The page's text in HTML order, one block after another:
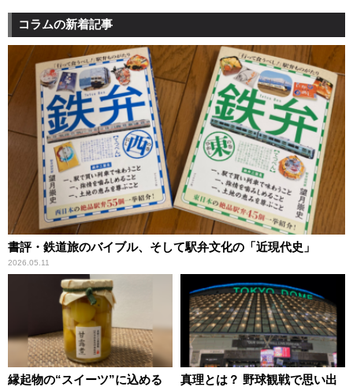
コラムの新着記事
書評・鉄道旅のバイブル、そして駅弁文化の「近現代史」
2026.05.11
縁起物の“スイーツ”に込める
真理とは？ 野球観戦で思い出